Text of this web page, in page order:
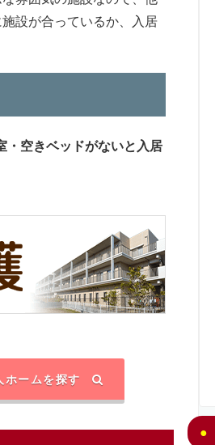
設が合っているか、入居
・空きベッドがないと入居
ホームを探す